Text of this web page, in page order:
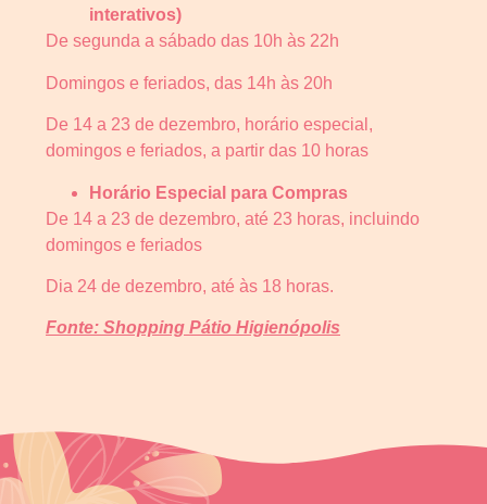
interativos)
De segunda a sábado das 10h às 22h
Domingos e feriados, das 14h às 20h
De 14 a 23 de dezembro, horário especial,
domingos e feriados, a partir das 10 horas
Horário Especial para Compras
De 14 a 23 de dezembro, até 23 horas, incluindo
domingos e feriados
Dia 24 de dezembro, até às 18 horas.
Fonte: Shopping Pátio Higienópolis